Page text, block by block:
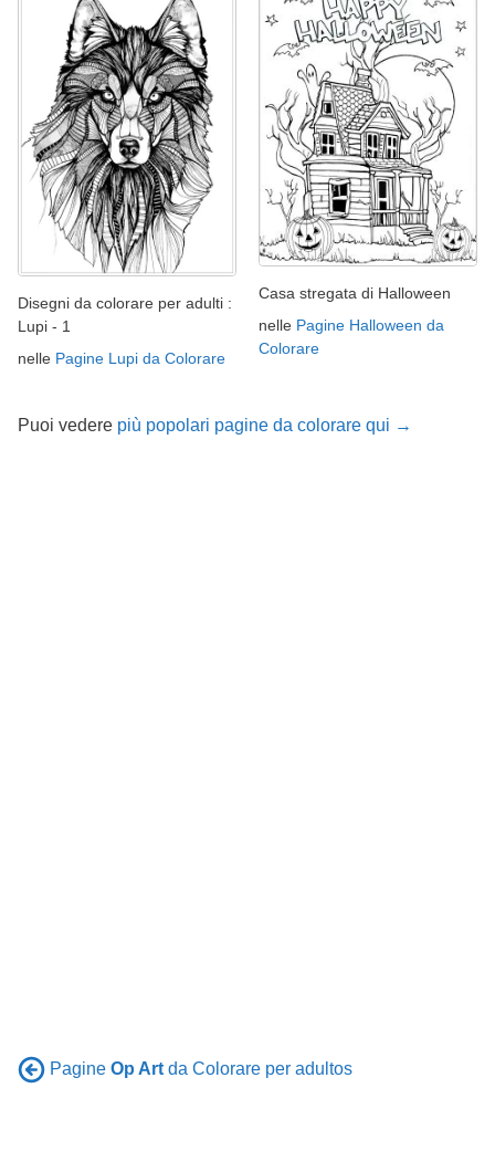
Disegni da colorare per adulti :
Lupi - 1
nelle Pagine Lupi da Colorare
Casa stregata di Halloween
nelle Pagine Halloween da
Colorare
Puoi vedere più popolari pagine da colorare qui →
Pagine Op Art da Colorare per adultos